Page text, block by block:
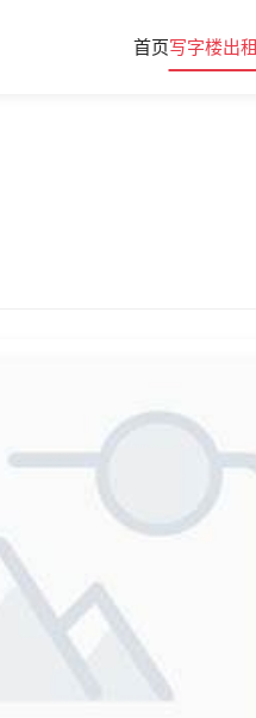
首页写字楼出租